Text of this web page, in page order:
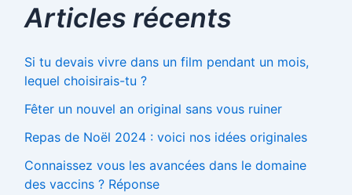
Articles récents
Si tu devais vivre dans un film pendant un mois,
lequel choisirais-tu ?
Fêter un nouvel an original sans vous ruiner
Repas de Noël 2024 : voici nos idées originales
Connaissez vous les avancées dans le domaine
des vaccins ? Réponse